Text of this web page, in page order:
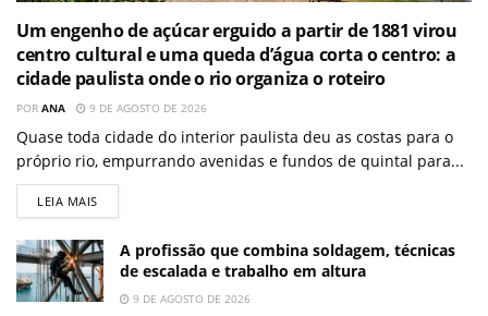
Um engenho de açúcar erguido a partir de 1881 virou
centro cultural e uma queda d’água corta o centro: a
cidade paulista onde o rio organiza o roteiro
POR ANA 9 DE AGOSTO DE 2026
Quase toda cidade do interior paulista deu as costas para o
próprio rio, empurrando avenidas e fundos de quintal para...
LEIA MAIS
A profissão que combina soldagem, técnicas
de escalada e trabalho em altura
9 DE AGOSTO DE 2026